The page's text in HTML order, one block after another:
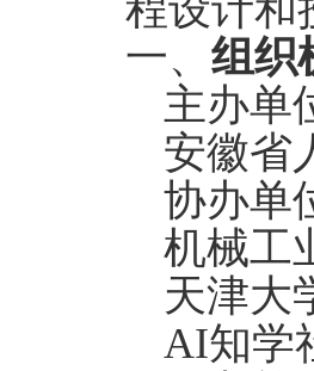
程设计和
一、 组织
主办单
安徽省
协办单
机械工
天津大
AI知学